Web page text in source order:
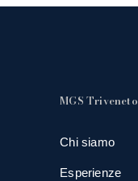
MGS Triveneto
Chi siamo
Esperienze